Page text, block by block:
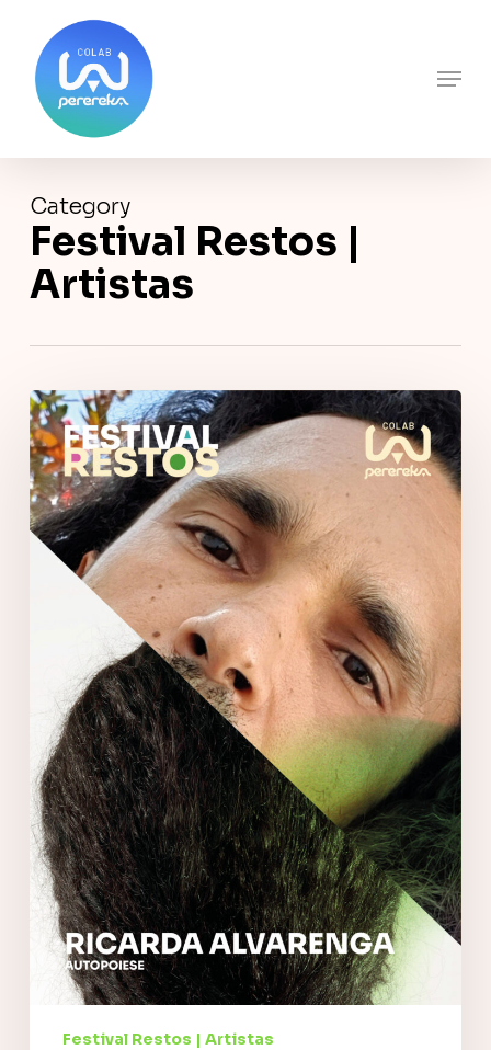
main
content
Menu
Category
Festival Restos |
Artistas
Ricarda
Alvarenga
Festival Restos | Artistas
Menu